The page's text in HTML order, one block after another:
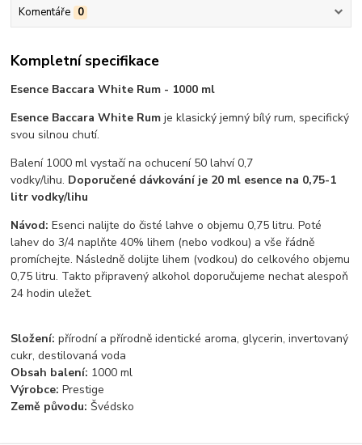
Komentáře 0
Kompletní specifikace
Esence Baccara White Rum - 1000 ml
Esence Baccara White Rum je klasický jemný bílý rum, specifický
svou silnou chutí.
Balení 1000 ml vystačí na ochucení 50 lahví 0,7
vodky/lihu. Doporučené dávkování je 20 ml esence na 0,75-1
litr vodky/lihu
Návod: Esenci nalijte do čisté lahve o objemu 0,75 litru. Poté
lahev do 3/4 naplňte 40% lihem (nebo vodkou) a vše řádně
promíchejte. Následně dolijte lihem (vodkou) do celkového objemu
0,75 litru. Takto připravený alkohol doporučujeme nechat alespoň
24 hodin uležet.
Složení: přírodní a přírodně identické aroma, glycerin, invertovaný
cukr, destilovaná voda
Obsah balení: 1000 ml
Výrobce: Prestige
Země původu:Švédsko